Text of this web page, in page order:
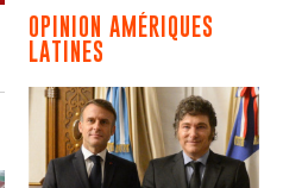
OPINION AMÉRIQUES
LATINES